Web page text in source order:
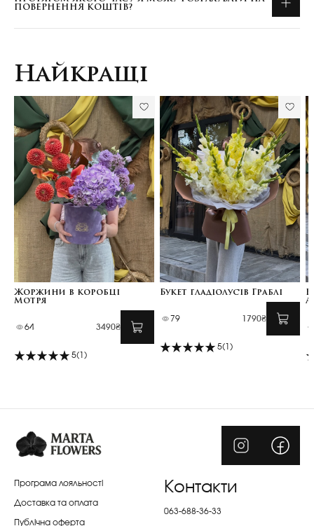
ПОВЕРНЕННЯ КОШТІВ?
Найкращі
Жоржини в коробці
Мотря
64 3490₴
5(1)
Букет гладіолусів Граблі
79 1790₴
5(1)
Програма лояльності
Доставка та оплата
Публічна оферта
Контакти
063-688-36-33